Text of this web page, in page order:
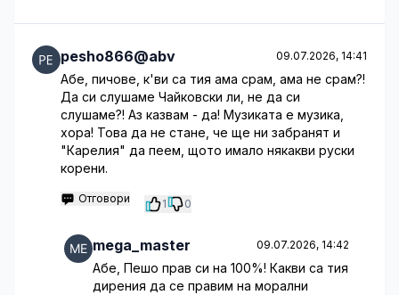
pesho866@abv 09.07.2026, 14:41
Абе, пичове, к'ви са тия ама срам, ама не срам?!
Да си слушаме Чайковски ли, не да си
слушаме?! Аз казвам - да! Музиката е музика,
хора! Това да не стане, че ще ни забранят и
"Карелия" да пеем, щото имало някакви руски
корени.
Отговори 1 0
mega_master 09.07.2026, 14:42
Абе, Пешо прав си на 100%! Какви са тия
дирения да се правим на морални